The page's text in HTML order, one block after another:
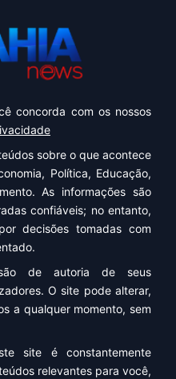
concorda com os nossos
sobre o que acontece
Política, Educação,
As informações são
confiáveis; no entanto,
decisões tomadas com
de autoria de seus
O site pode alterar,
a qualquer momento, sem
site é constantemente
relevantes para você,